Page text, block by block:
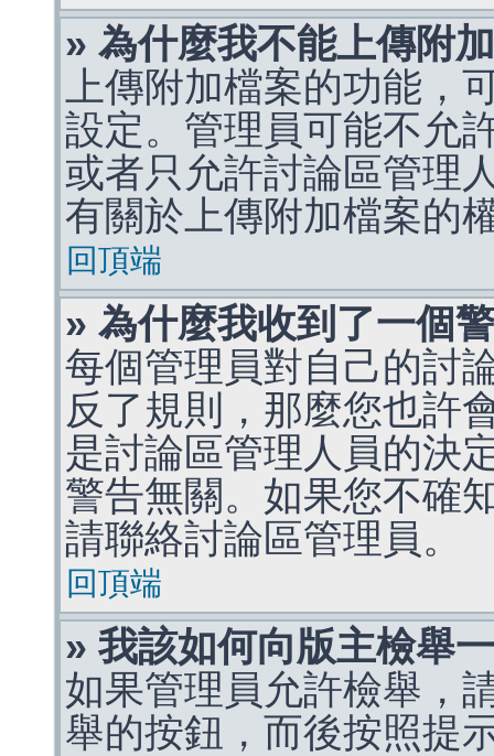
» 為什麼我不能上傳附
上傳附加檔案的功能，
設定。管理員可能不允
或者只允許討論區管理
有關於上傳附加檔案的
回頂端
» 為什麼我收到了一個
每個管理員對自己的討
反了規則，那麼您也許
是討論區管理人員的決
警告無關。如果您不確
請聯絡討論區管理員。
回頂端
» 我該如何向版主檢舉
如果管理員允許檢舉，
舉的按鈕，而後按照提